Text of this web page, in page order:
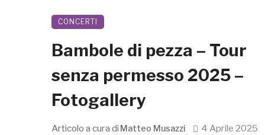
CONCERTI
Bambole di pezza – Tour
senza permesso 2025 –
Fotogallery
Articolo a cura di Matteo Musazzi 4 Aprile 2025